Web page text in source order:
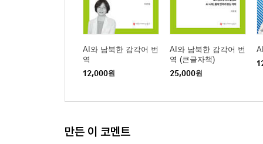
AI와 남북한 감각어 번
역
12,000원
AI와 남북한 감각어 번
역 (큰글자책)
25,000원
만든 이 코멘트